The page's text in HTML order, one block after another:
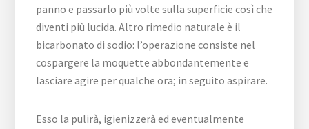
panno e passarlo più volte sulla superficie così che
diventi più lucida. Altro rimedio naturale è il
bicarbonato di sodio: l’operazione consiste nel
cospargere la moquette abbondantemente e
lasciare agire per qualche ora; in seguito aspirare.
Esso la pulirà, igienizzerà ed eventualmente